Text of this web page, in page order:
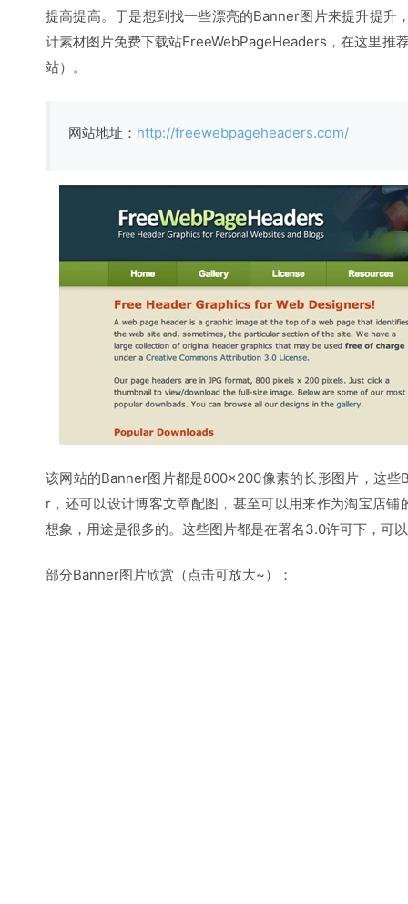
提高提高。于是想到找一些漂亮的Banner图片来提升提升
计素材图片免费下载站FreeWebPageHeaders，在这里推
站）。
网站地址： http://freewebpageheaders.com/
该网站的Banner图片都是800×200像素的长形图片，这
r，还可以设计博客文章配图，甚至可以用来作为淘宝店
想象，用途是很多的。这些图片都是在署名3.0许可下，可
部分Banner图片欣赏（点击可放大~）：